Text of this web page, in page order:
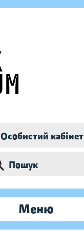
Особистий кабінет
Пошук
Меню